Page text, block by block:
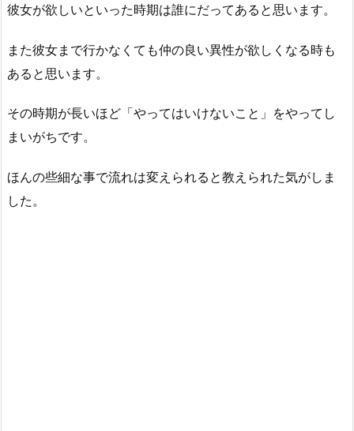
彼女が欲しいといった時期は誰にだってあると思います。
また彼女まで行かなくても仲の良い異性が欲しくなる時も
あると思います。
その時期が長いほど「やってはいけないこと」をやってし
まいがちです。
ほんの些細な事で流れは変えられると教えられた気がしま
した。